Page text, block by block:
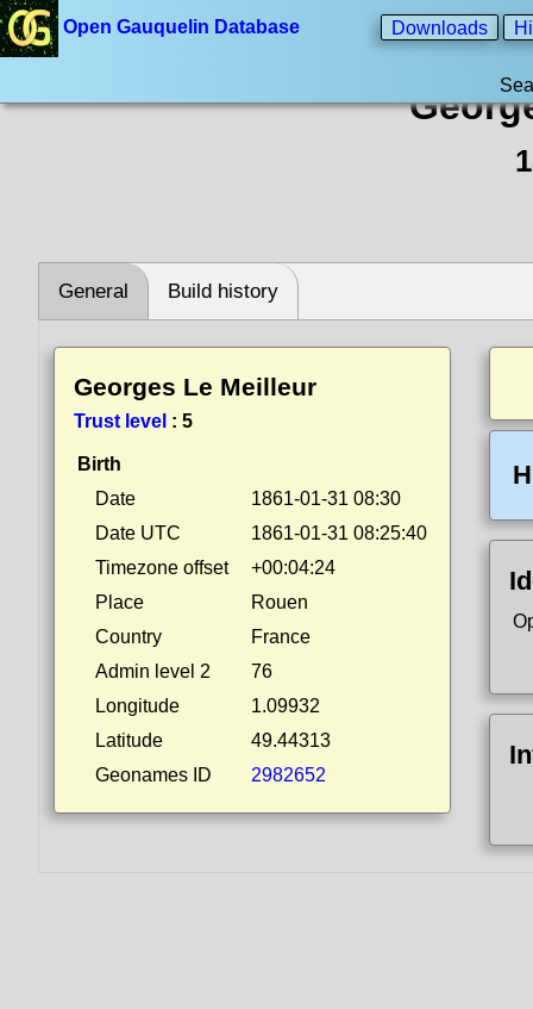
Open Gauquelin Database Downloads
General Build history
Georges Le Meilleur
Trust level : 5
Birth
Date
1861-01-31 08:30
Date UTC
1861-01-31 08:25:40
Timezone offset
+00:04:24
Place
Rouen
Country
France
Admin level 2
76
Longitude
1.09932
Latitude
49.44313
Geonames ID
2982652